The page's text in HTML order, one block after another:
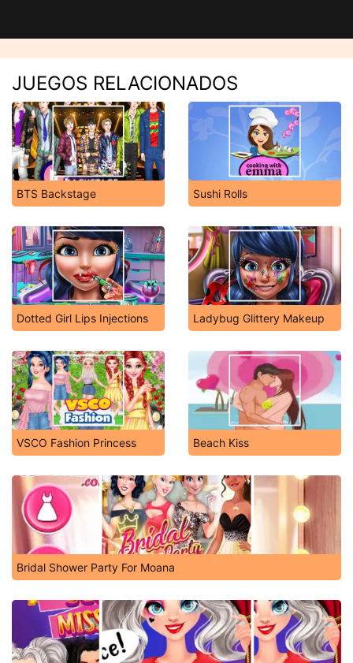
JUEGOS RELACIONADOS
BTS Backstage Sushi Rolls
Dotted Girl Lips Injections Ladybug Glittery Makeup
VSCO Fashion Princess Beach Kiss
Bridal Shower Party For Moana